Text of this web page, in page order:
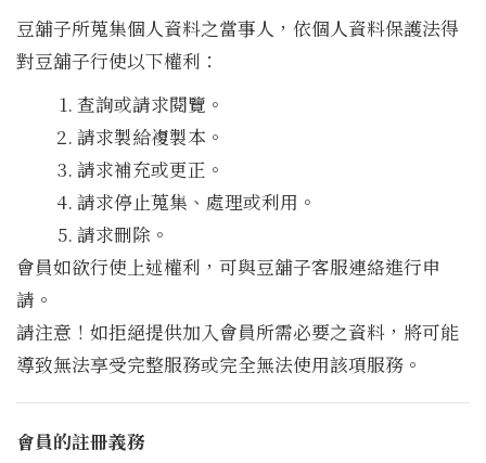
豆舖子所蒐集個人資料之當事人，依個人資料保護法得
對豆舖子行使以下權利：
查詢或請求閱覽。
請求製給複製本。
請求補充或更正。
請求停止蒐集、處理或利用。
請求刪除。
會員如欲行使上述權利，可與豆舖子客服連絡進行申
請。
請注意！如拒絕提供加入會員所需必要之資料，將可能
導致無法享受完整服務或完全無法使用該項服務。
會員的註冊義務